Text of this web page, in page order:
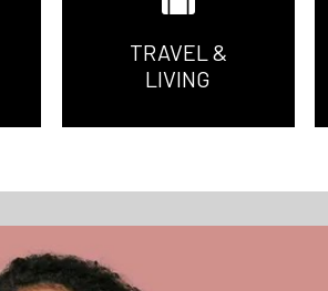
TRAVEL &
LIVING